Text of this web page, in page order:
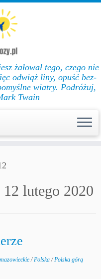
żałował te­go, cze­go nie
od­wiąż li­ny, opuść bez­
wiat­ry. Podróżuj,
Twain
12 lutego 2020
mazowieckie/Polska/Polska górą